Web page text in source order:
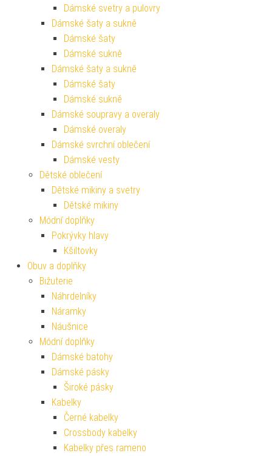
Dámské svetry a pulovry
Dámské šaty a sukně
Dámské šaty
Dámské sukně
Dámské šaty a sukně
Dámské šaty
Dámské sukně
Dámské soupravy a overaly
Dámské overaly
Dámské svrchní oblečení
Dámské vesty
Dětské oblečení
Dětské mikiny a svetry
Dětské mikiny
Módní doplňky
Pokrývky hlavy
Kšiltovky
Obuv a doplňky
Bižuterie
Náhrdelníky
Náramky
Náušnice
Módní doplňky
Dámské batohy
Dámské pásky
Široké pásky
Kabelky
Černé kabelky
Crossbody kabelky
Kabelky přes rameno